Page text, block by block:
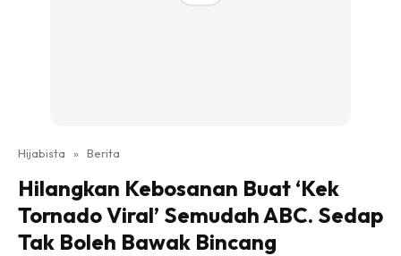
Hijabista » Berita
Hilangkan Kebosanan Buat ‘Kek
Tornado Viral’ Semudah ABC. Sedap
Tak Boleh Bawak Bincang